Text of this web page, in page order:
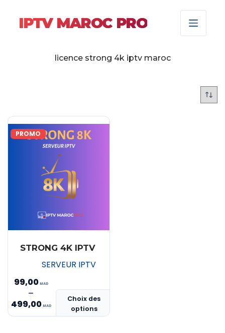
IPTV MAROC PRO
licence strong 4k iptv maroc
PROMO
STRONG 4K IPTV
SERVEUR IPTV
99,00
–
499,00
Plage
de
Choix des
options
produit
a